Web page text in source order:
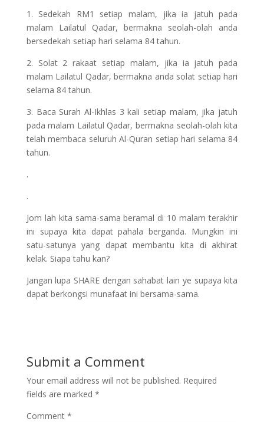
1. Sedekah RM1 setiap malam, jika ia jatuh pada
malam Lailatul Qadar, bermakna seolah-olah anda
bersedekah setiap hari selama 84 tahun.
2. Solat 2 rakaat setiap malam, jika ia jatuh pada
malam Lailatul Qadar, bermakna anda solat setiap hari
selama 84 tahun.
3. Baca Surah Al-Ikhlas 3 kali setiap malam, jika jatuh
pada malam Lailatul Qadar, bermakna seolah-olah kita
telah membaca seluruh Al-Quran setiap hari selama 84
tahun.
.
.
Jom lah kita sama-sama beramal di 10 malam terakhir
ini supaya kita dapat pahala berganda. Mungkin ini
satu-satunya yang dapat membantu kita di akhirat
kelak. Siapa tahu kan?
Jangan lupa SHARE dengan sahabat lain ye supaya kita
dapat berkongsi munafaat ini bersama-sama.
Submit a Comment
Your email address will not be published. Required
fields are marked *
Comment *